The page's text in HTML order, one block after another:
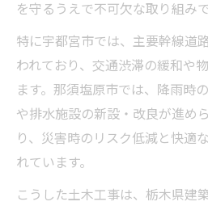
を守るうえで不可欠な取り組みで
特に宇都宮市では、主要幹線道
われており、交通渋滞の緩和や
ます。那須塩原市では、降雨時
や排水施設の新設・改良が進め
り、災害時のリスク低減と快適
れています。
こうした土木工事は、栃木県建